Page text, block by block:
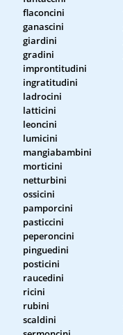
flaconcini
ganascini
giardini
gradini
improntitudini
ingratitudini
ladrocini
latticini
leoncini
lumicini
mangiabambini
morticini
netturbini
ossicini
pamporcini
pasticcini
peperoncini
pinguedini
posticini
raucedini
ricini
rubini
scaldini